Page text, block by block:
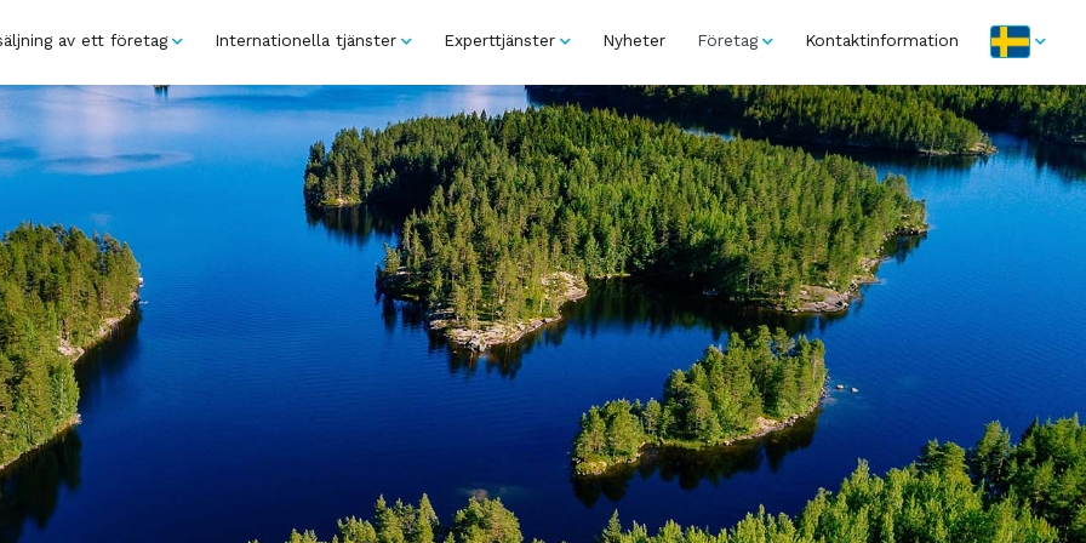
av ett företag Internationella tjänster Experttjänster Nyheter Företag Kontaktinformation